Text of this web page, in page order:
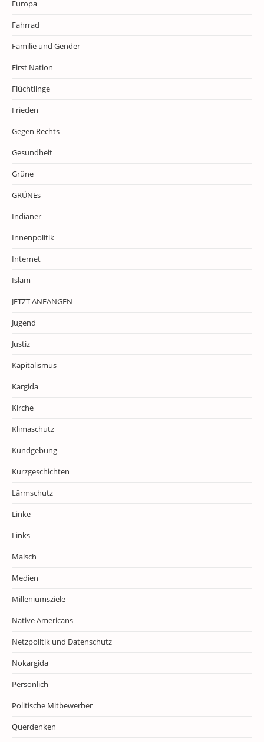
Europa
Fahrrad
Familie und Gender
First Nation
Flüchtlinge
Frieden
Gegen Rechts
Gesundheit
Grüne
GRÜNEs
Indianer
Innenpolitik
Internet
Islam
JETZT ANFANGEN
Jugend
Justiz
Kapitalismus
Kargida
Kirche
Klimaschutz
Kundgebung
Kurzgeschichten
Lärmschutz
Linke
Links
Malsch
Medien
Milleniumsziele
Native Americans
Netzpolitik und Datenschutz
Nokargida
Persönlich
Politische Mitbewerber
Querdenken